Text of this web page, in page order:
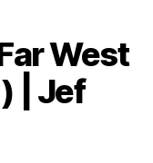
West
| Jef